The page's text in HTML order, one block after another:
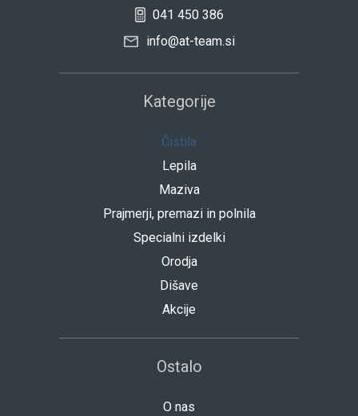
041 450 386
info@at-team.si
Kategorije
Čistila
Lepila
Maziva
Prajmerji, premazi in polnila
Specialni izdelki
Orodja
Dišave
Akcije
Ostalo
O nas